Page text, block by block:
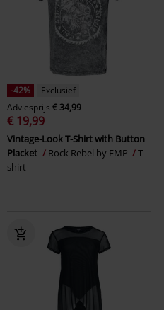
-42%
Exclusief
Adviesprijs € 34,99
€ 19,99
Vintage-Look T-Shirt with Button
Placket
Rock Rebel by EMP
T-
shirt